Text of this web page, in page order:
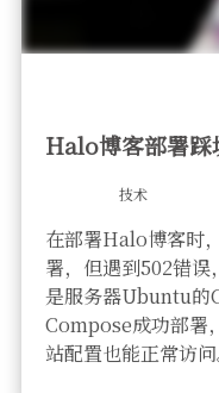
Halo博客部署踩
技术
在部署Halo博客时
署，但遇到502错
是服务器Ubuntu的
Compose成功部署
站配置也能正常访问